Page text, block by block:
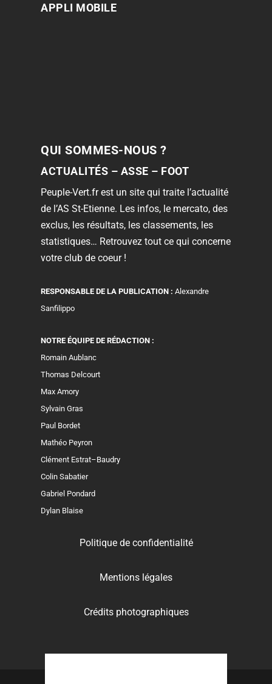
APPLI MOBILE
QUI SOMMES-NOUS ?
ACTUALITÉS – ASSE – FOOT
Peuple-Vert.fr est un site qui traite l’actualité
de l’AS St-Etienne. Les infos, le mercato, des
exclus, les résultats, les classements, les
statistiques… Retrouvez tout ce qui concerne
votre club de coeur !
RESPONSABLE DE LA PUBLICATION : Alexandre
Sanfilippo
NOTRE ÉQUIPE DE RÉDACTION :
Romain Aublanc
Thomas Delcourt
Max Amory
Sylvain Gras
Paul Bordet
Mathéo Peyron
Clément Estrat–Baudry
Colin Sabatier
Gabriel Pondard
Dylan Blaise
Politique de confidentialité
Mentions légales
Crédits photographiques